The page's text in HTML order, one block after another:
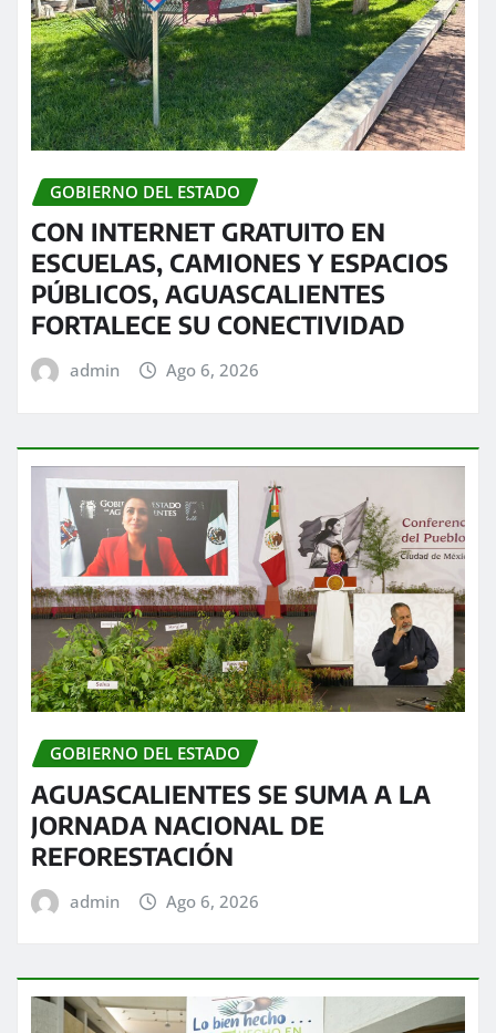
GOBIERNO DEL ESTADO
CON INTERNET GRATUITO EN
ESCUELAS, CAMIONES Y ESPACIOS
PÚBLICOS, AGUASCALIENTES
FORTALECE SU CONECTIVIDAD
admin Ago 6, 2026
GOBIERNO DEL ESTADO
AGUASCALIENTES SE SUMA A LA
JORNADA NACIONAL DE
REFORESTACIÓN
admin Ago 6, 2026